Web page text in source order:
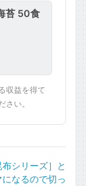
苔 50食
収益を得て
い。
布シリーズ］と
なるので切っ